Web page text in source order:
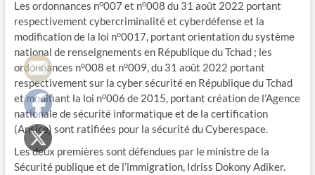
Les ordonnances no007 et no008 du 31 août 2022 portant
respectivement cybercriminalité et cyberdéfense et la
modification de la loi no0017, portant orientation du système
national de renseignements en République du Tchad ; les
ordonnances no008 et no009, du 31 août 2022 portant
respectivement sur la cyber sécurité en République du Tchad
et modifiant la loi no006 de 2015, portant création de l’Agence
nationale de sécurité informatique et de la certification
(Ansice) sont ratifiées pour la sécurité du Cyberespace.
Les deux premières sont défendues par le ministre de la
Sécurité publique et de l’immigration, Idriss Dokony Adiker.